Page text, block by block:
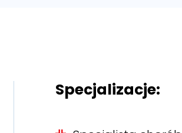
Specjalizacje: